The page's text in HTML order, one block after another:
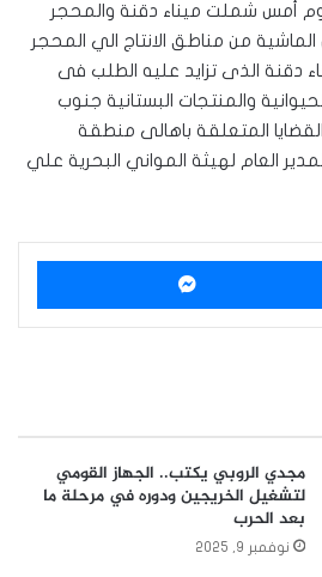
أمس شملت ميناء دقنة والمحجر
من مناطق الانتاج الي المحجر
دقنة الذى تزايد عليه الطلب فى
والمنتجات البستانية جنوب
المتعلقة باهالى منطقة
العام لهيثة المواني البحرية علي
مجدي الروبي يكتب.. الجهاز القومي
لتشغيل الخريجين ودوره في مرحلة ما
بعد الحرب
نوفمبر 9, 2025